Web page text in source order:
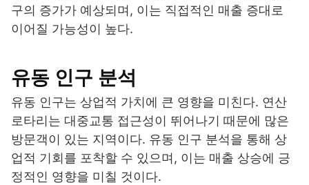
구의 증가가 예상되며, 이는 직접적인 매출 증대로
이어질 가능성이 높다.
유동 인구 분석
유동 인구는 상업적 가치에 큰 영향을 미친다. 연산
로타리는 대중교통 접근성이 뛰어나기 때문에 많은
방문객이 있는 지역이다. 유동 인구 분석을 통해 상
업적 기회를 포착할 수 있으며, 이는 매출 상승에 긍
정적인 영향을 미칠 것이다.